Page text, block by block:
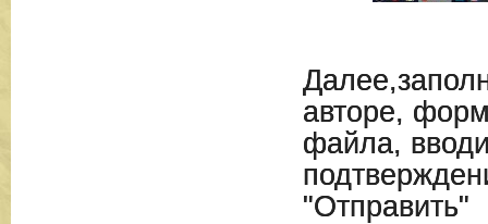
авторе,
файла,
"Отправить"